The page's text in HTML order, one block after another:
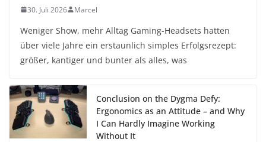
30. Juli 2026 Marcel
Weniger Show, mehr Alltag Gaming-Headsets hatten
über viele Jahre ein erstaunlich simples Erfolgsrezept:
größer, kantiger und bunter als alles, was
Conclusion on the Dygma Defy:
Ergonomics as an Attitude – and Why
I Can Hardly Imagine Working
Without It